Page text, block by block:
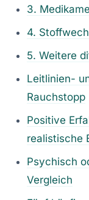
3.
4.
5. Weitere
Leitlinien-
Rauchstopp
Positive
realistische
Psychisch
Vergleich